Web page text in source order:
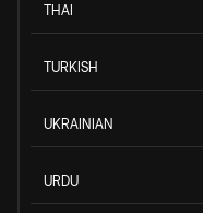
THAI
TURKISH
UKRAINIAN
URDU